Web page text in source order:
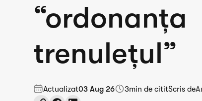
“ordonanța
trenulețul”
Actualizat03 Aug 26 3min de cititScris de